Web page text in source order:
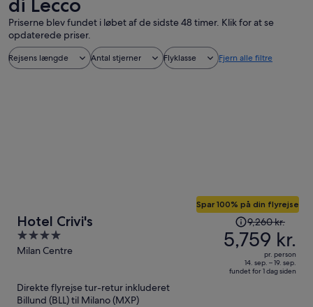
di Lecco
Priserne blev fundet i løbet af de sidste 48 timer. Klik for at se
opdaterede priser.
Rejsens længde Antal stjerner Flyklasse Fjern alle filtre
Hotel Crivi's
4
out
Milan Centre
Spar 100% på din flyrejse
Prisen
var
9,260 kr.,
prisen
er
9,260 kr.
5,759 kr.
pr. person
14. sep. – 19. sep.
fundet for 1 dag siden
Direkte flyrejse tur-retur inkluderet
Billund (BLL) til Milano (MXP)